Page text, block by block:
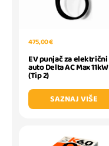
475,00 €
EV punjač za električni
auto Delta AC Max 11kW
(Tip 2)
SAZNAJ VIŠE